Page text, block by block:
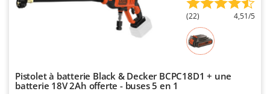
Spring Protezione
Stocker
(22) 4,51/5
Pistolet à batterie Black & Decker BCPC18D1 + une
batterie 18V 2Ah offerte - buses 5 en 1